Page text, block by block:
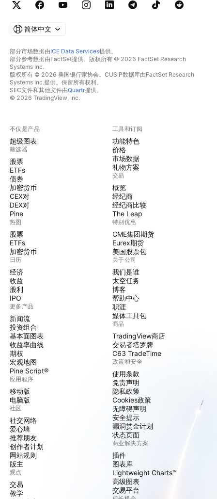
简体中文
部分市场数据由ICE Data Services提供。
部分参考数据由FactSet提供。版权所有 © 2026 FactSet Research
Systems Inc.
版权所有 © 2026 美国银行家协会。CUSIP数据库由FactSet Research
Systems Inc.提供。保留所有权利。
SEC文件和其他文件由Quartr提供。
© 2026 TradingView, Inc.
不仅是产品
超级图表
筛选器
股票
ETFs
债券
加密货币
CEX对
DEX对
Pine
热图
股票
ETFs
加密货币
日历
经济
收益
股利
IPO
更多产品
新闻流
投资组合
基本面图表
收益率曲线
期权
宏观地图
Pine Script®
应用程序
移动版
电脑版
社区
社交网络
爱心墙
推荐朋友
创作者计划
网站规则
版主
观点
交易
教学
工具和订阅
功能特色
价格
市场数据
礼物方案
交易
概览
经纪商
经纪商比较
The Leap
特别优惠
CME集团期货
Eurex期货
美国股票包
关于公司
我们是谁
太空任务
博客
帮助中心
职涯
媒体工具包
商品
TradingView商店
交易者塔罗牌
C63 TradeTime
政策和安全
使用条款
免责声明
隐私政策
Cookies政策
无障碍声明
安全提示
漏洞赏金计划
状态页面
商业解决方案
插件
图表库
Lightweight Charts™
高级图表
交易平台